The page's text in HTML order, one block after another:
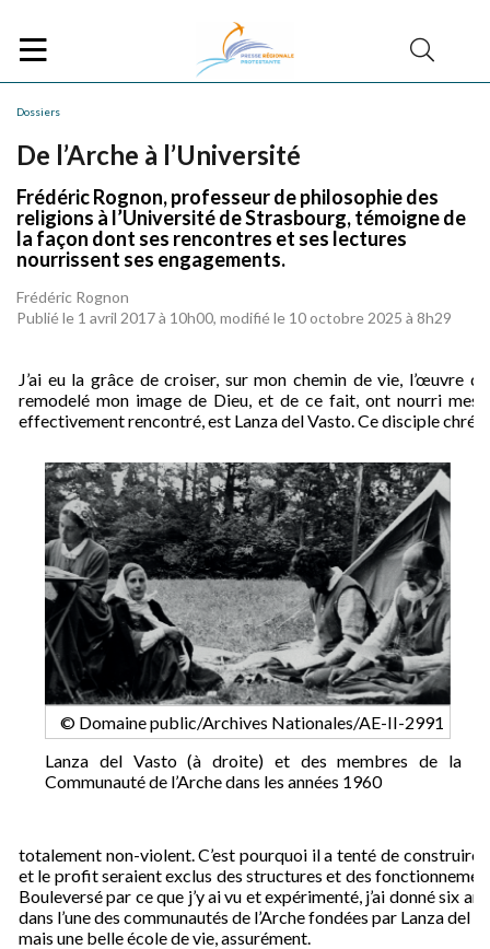
Dossiers
De l’Arche à l’Université
Frédéric Rognon, professeur de philosophie des
religions à l’Université de Strasbourg, témoigne de
la façon dont ses rencontres et ses lectures
nourrissent ses engagements.
Frédéric Rognon
Publié le 1 avril 2017 à 10h00, modifié le 10 octobre 2025 à 8h29
J’ai eu la grâce de croiser, sur mon chemin de vie, l’œuvre
remodelé mon image de Dieu, et de ce fait, ont nourri mes
effectivement rencontré, est Lanza del Vasto. Ce disciple
© Domaine public/Archives Nationales/AE-II-2991
Lanza del Vasto (à droite) et des membres de la
Communauté de l’Arche dans les années 1960
totalement non-violent. C’est pourquoi il a tenté de
et le profit seraient exclus des structures et des
Bouleversé par ce que j’y ai vu et expérimenté, j’ai donné six
dans l’une des communautés de l’Arche fondées par Lanza del
mais une belle école de vie, assurément.